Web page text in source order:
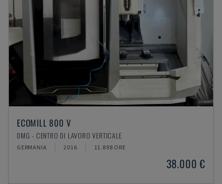
ECOMILL 800 V
DMG - CENTRO DI LAVORO VERTICALE
GERMANIA 2016 11.898 ORE
38.000 €